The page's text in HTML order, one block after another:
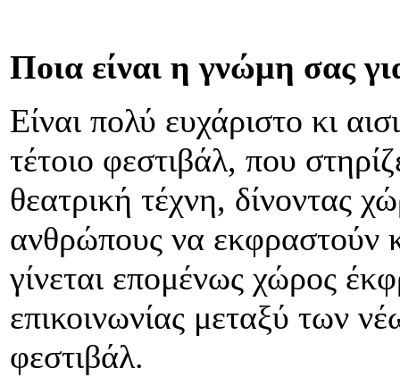
Ποια είναι η γνώμη σας
Είναι πολύ ευχάριστο κι
τέτοιο φεστιβάλ, που
θεατρική τέχνη, δίνοντας
ανθρώπους να εκφραστούν
γίνεται επομένως χώρος
επικοινωνίας μεταξύ των
φεστιβάλ.